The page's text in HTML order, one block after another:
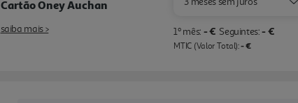
Cartão Oney Auchan
saiba mais > 1º mês: - € Seguintes:- €
MTIC (Valor Total):- €